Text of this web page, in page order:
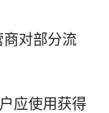
对部分流
应使用获得